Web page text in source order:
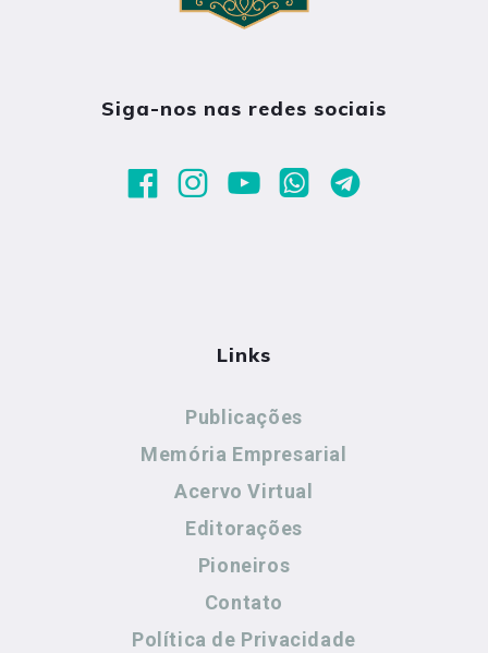
Siga-nos nas redes sociais
Links
Publicações
Memória Empresarial
Acervo Virtual
Editorações
Pioneiros
Contato
Política de Privacidade